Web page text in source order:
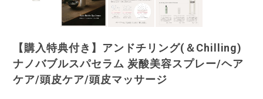
【購入特典付き】アンドチリング(＆Chilling)
ナノバブルスパセラム 炭酸美容スプレー/ヘア
ケア/頭皮ケア/頭皮マッサージ